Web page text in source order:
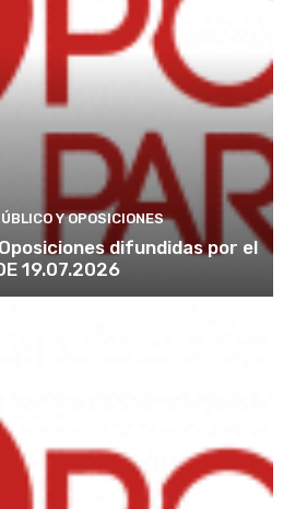
Y OPOSICIONES
difundidas por el
19.07.2026